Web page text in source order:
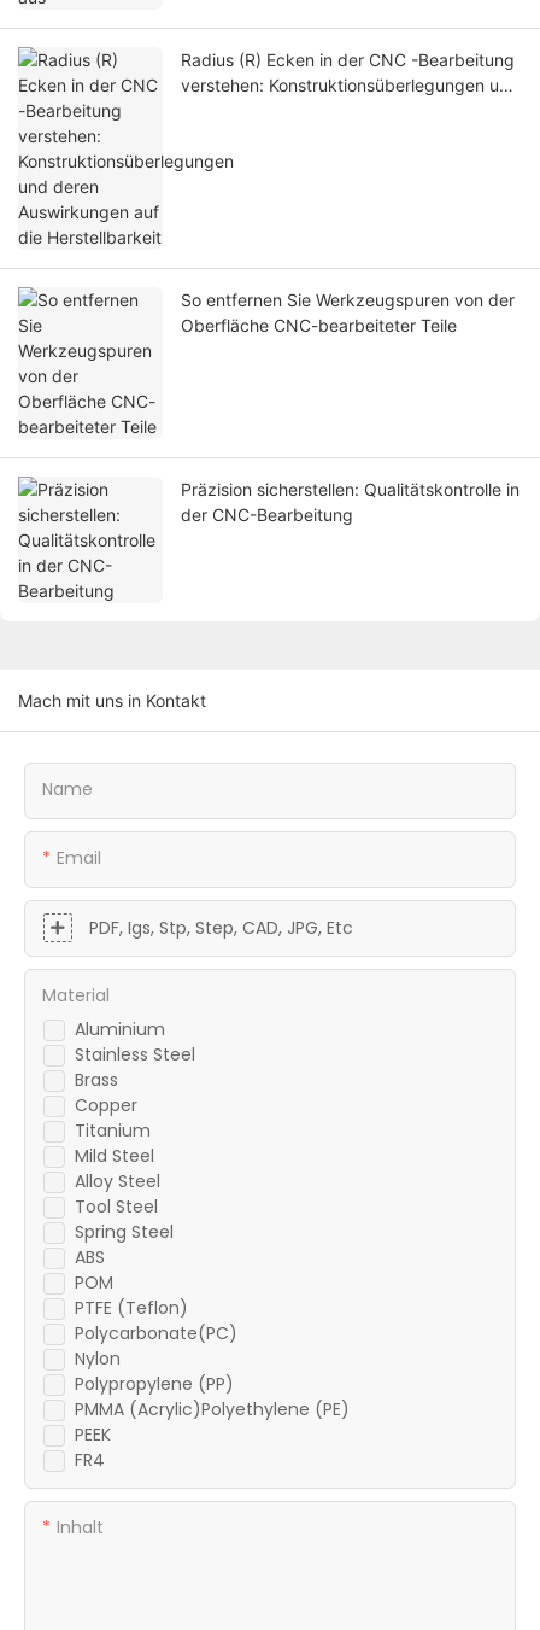
Radius (R) Ecken in der CNC -Bearbeitung
verstehen: Konstruktionsüberlegungen und
So entfernen Sie Werkzeugspuren von der
Oberfläche CNC-bearbeiteter Teile
Präzision sicherstellen: Qualitätskontrolle in
der CNC-Bearbeitung
Mach mit uns in Kontakt
Name
Email
PDF, Igs, Stp, Step, CAD, JPG, Etc
Aluminium
Stainless Steel
Brass
Copper
Titanium
Mild Steel
Alloy Steel
Tool Steel
Spring Steel
ABS
POM
PTFE (Teflon)
Polycarbonate(PC)
Nylon
Polypropylene (PP)
PMMA (Acrylic)Polyethylene (PE)
PEEK
FR4
Material
Inhalt